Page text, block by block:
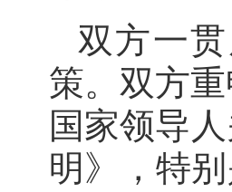
双方一
策。双方
国家领导
明》，特